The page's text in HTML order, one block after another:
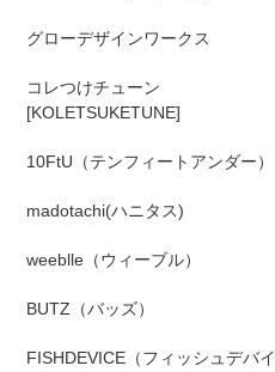
グローデザインワークス
コレつけチューン
[KOLETSUKETUNE]
10FtU（テンフィートアンダー）
madotachi(ハニタス)
weeblle（ウィーブル）
BUTZ（バッズ）
FISHDEVICE（フィッシュデバイ